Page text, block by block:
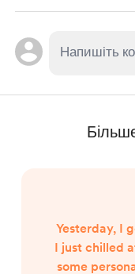
Yesterday, I
I just chilled
some